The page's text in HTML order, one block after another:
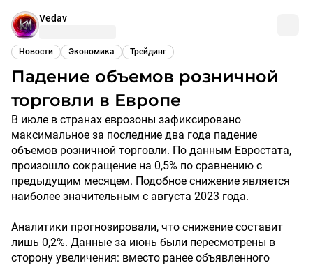
Vedav
Новости Экономика Трейдинг
Падение объемов розничной
торговли в Европе
В июле в странах еврозоны зафиксировано
максимальное за последние два года падение
объемов розничной торговли. По данным Евростата,
произошло сокращение на 0,5% по сравнению с
предыдущим месяцем. Подобное снижение является
наиболее значительным с августа 2023 года.
Аналитики прогнозировали, что снижение составит
лишь 0,2%. Данные за июнь были пересмотрены в
сторону увеличения: вместо ранее объявленного